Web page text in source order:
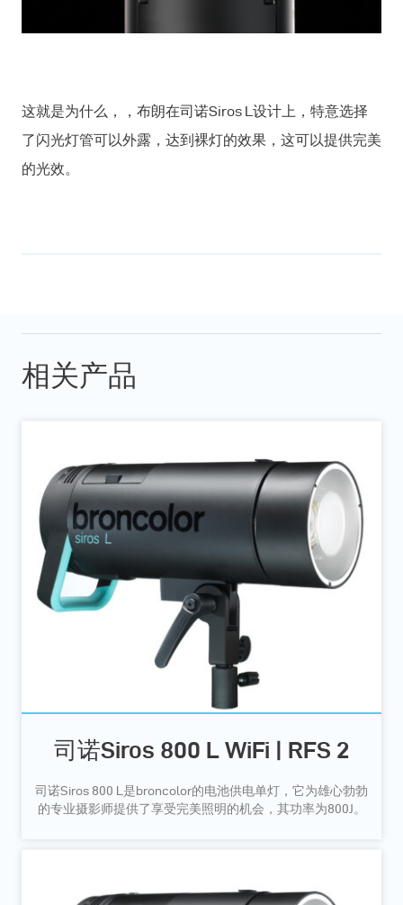
这就是为什么，，布朗在司诺Siros L设计上，特意选择
了闪光灯管可以外露，达到裸灯的效果，这可以提供完美
的光效。
相关产品
司诺Siros 800 L WiFi | RFS 2
司诺Siros 800 L是broncolor的电池供电单灯，它为雄心勃勃
的专业摄影师提供了享受完美照明的机会，其功率为800J。